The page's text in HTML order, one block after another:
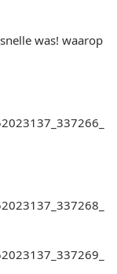
was! waarop